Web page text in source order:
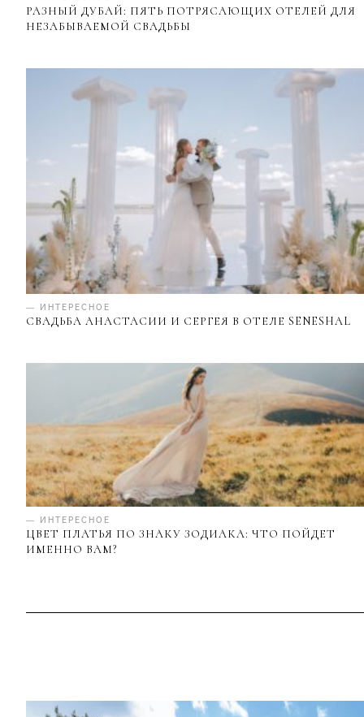
РАЗНЫЙ ДУБАЙ: ПЯТЬ ПОТРЯСАЮЩИХ ОТЕЛЕЙ ДЛЯ
НЕЗАБЫВАЕМОЙ СВАДЬБЫ
— ИНТЕРЕСНОЕ
СВАДЬБА АНАСТАСИИ И СЕРГЕЯ В ОТЕЛЕ SENESHAL
— ИНТЕРЕСНОЕ
ЦВЕТ ПЛАТЬЯ ПО ЗНАКУ ЗОДИАКА: ЧТО ПОЙДЕТ
ИМЕННО ВАМ?